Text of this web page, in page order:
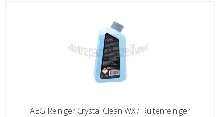
AEG Reiniger Crystal Clean WX7 Ruitenreiniger